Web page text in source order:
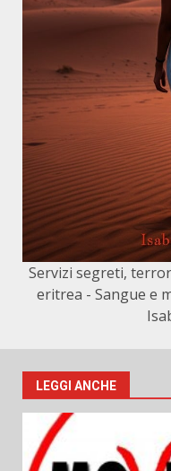
Servizi segreti,
eritrea - Sangue e
LEGGI ANCHE